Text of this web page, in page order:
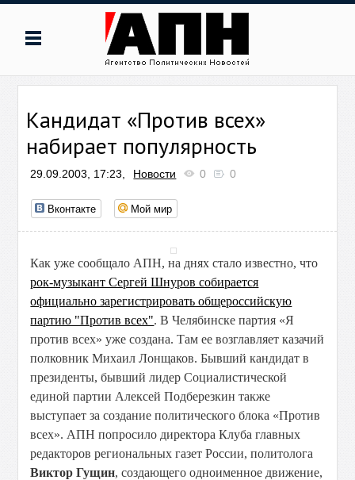
Кандидат «Против всех»
набирает популярность
29.09.2003, 17:23, Новости 0 0
Вконтакте Мой мир
Как уже сообщало АПН, на днях стало известно, что
рок-музыкант Сергей Шнуров собирается
официально зарегистрировать общероссийскую
партию "Против всех". В Челябинске партия «Я
против всех» уже создана. Там ее возглавляет казачий
полковник Михаил Лонщаков. Бывший кандидат в
президенты, бывший лидер Социалистической
единой партии Алексей Подберезкин также
выступает за создание политического блока «Против
всех». АПН попросило директора Клуба главных
редакторов региональных газет России, политолога
Виктор Гущин, создающего одноименное движение,